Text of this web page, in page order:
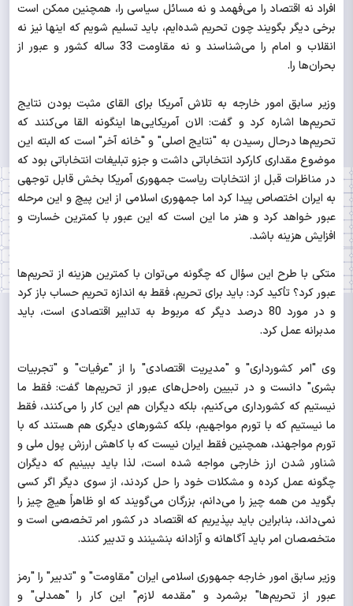
افراد نه اقتصاد را می‌فهمد و ‌نه مسائل سیاسی را، همچنین ممکن است
برخی دیگر بگویند چون تحریم شده‌ایم، باید تسلیم شویم که اینها نیز نه
انقلاب و امام را می‌شناسند و نه مقاومت 33 ساله کشور و عبور از
بحران‌ها را.
وزیر سابق امور خارجه به تلاش آمریکا برای القای مثبت بودن نتایج
تحریم‌ها اشاره کرد و گفت: الان آمریکایی‌ها اینگونه القا می‌کنند که
تحریم‌ها درحال رسیدن به "نتایج اصلی" و "خانه آخر" است که البته این
موضوع مقداری کارکرد انتخاباتی داشت و جزو تبلیغات انتخاباتی بود که
در مناظرات قبل از انتخابات ریاست جمهوری آمریکا بخش قابل توجهی
به ایران اختصاص پیدا کرد اما جمهوری اسلامی از این پیچ و این مرحله
عبور خواهد کرد و هنر ما این است که این عبور با کمترین خسارت و
افزایش هزینه باشد.
متکی با طرح این سؤال که چگونه می‌توان با کمترین هزینه از تحریم‌ها
عبور کرد؟ تأکید کرد: باید برای تحریم، فقط به اندازه تحریم حساب باز کرد
و در مورد 80 درصد دیگر که مربوط به تدابیر اقتصادی است، باید
مدبرانه عمل کرد.
وی "امر کشورداری" و "مدیریت اقتصادی" را از "عرفیات" و "تجربیات
بشری" دانست و در تبیین راه‌حل‌های عبور از تحریم‌ها گفت: فقط ما
نیستیم که کشورداری می‌کنیم، بلکه دیگران هم این کار را می‌کنند، فقط
ما نیستیم که با تورم مواجهیم، بلکه کشورهای دیگری هم هستند که با
تورم مواجهند، همچنین فقط ایران نیست که با کاهش ارزش پول ملی و
شناور شدن ارز خارجی مواجه شده است، لذا باید ببینیم که دیگران
چگونه عمل کرده و مشکلات خود را حل کردند، از سوی دیگر ‌اگر کسی
بگوید من همه چیز را می‌دانم، بزرگان می‌گویند که او ظاهراً هیچ چیز را
نمی‌داند، بنابراین باید بپذیریم که اقتصاد در کشور امر تخصصی است و
متخصصان امر باید آگاهانه و آزادانه بنشینند و تدبیر کنند.
وزیر سابق امور خارجه جمهوری اسلامی ایران "مقاومت" و "تدبیر" را "رمز
عبور از تحریم‌ها" برشمرد و "مقدمه لازم" این کار را "همدلی" و